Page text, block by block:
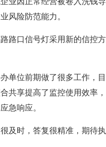
风险防范能力。
路口信号灯采用新的信控
单位前期做了很多工作，
共享提高了监控使用效率
急响应。
及时，答复很精准，期待